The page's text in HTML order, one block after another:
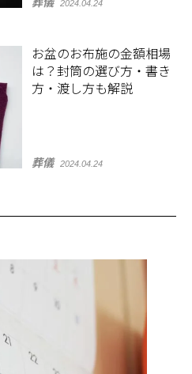
葬儀 2024.04.24
お盆のお布施の金額相場
は？封筒の選び方・書き
方・渡し方も解説
葬儀 2024.04.24